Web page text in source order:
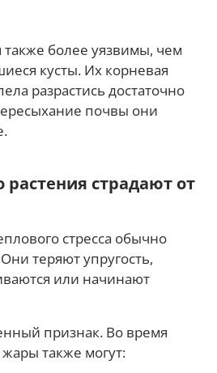
более уязвимы, чем
кусты. Их корневая
разрастись достаточно
почвы они
растения страдают от
стресса обычно
теряют упругость,
или начинают
признак. Во время
также могут: